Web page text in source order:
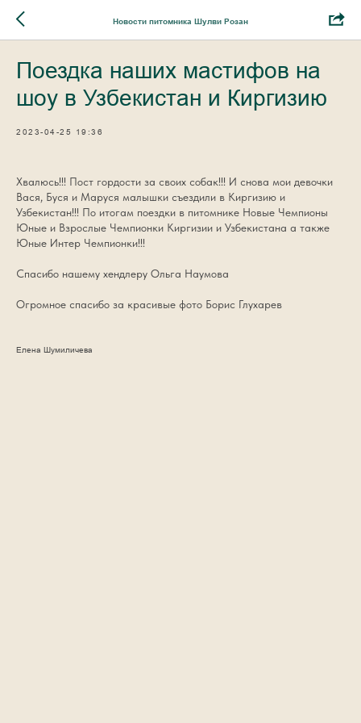
Новости питомника Шулви Розан
Поездка наших мастифов на
шоу в Узбекистан и Киргизию
2023-04-25 19:36
Хвалюсь!!! Пост гордости за своих собак!!! И снова мои девочки
Вася, Буся и Маруся малышки съездили в Киргизию и
Узбекистан!!! По итогам поездки в питомнике Новые Чемпионы
Юные и Взрослые Чемпионки Киргизии и Узбекистана а также
Юные Интер Чемпионки!!!
Спасибо нашему хендлеру Ольга Наумова
Огромное спасибо за красивые фото Борис Глухарев
Елена Шумиличева